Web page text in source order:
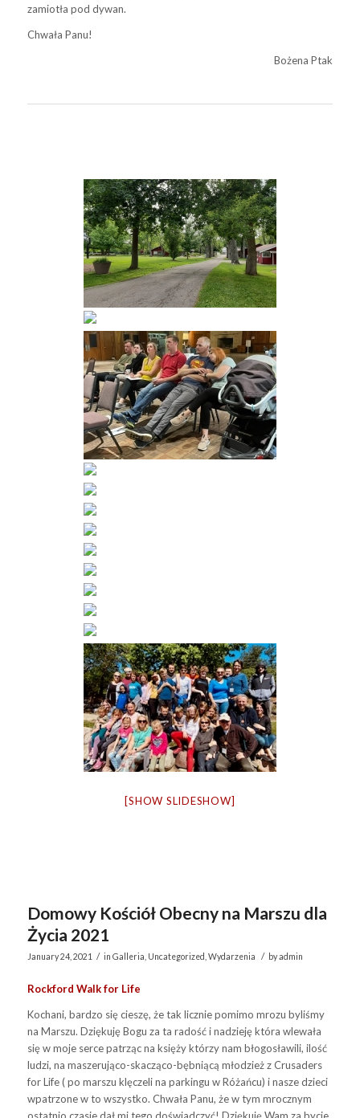
zamiotła pod dywan.
Chwała Panu!
Bożena Ptak
[SHOW SLIDESHOW]
Domowy Kościół Obecny na Marszu dla
Życia 2021
January 24, 2021 / in Galleria Uncategorized Wydarzenia / byadmin
Rockford Walk for Life
Kochani, bardzo się cieszę, że tak licznie pomimo mrozu byliśmy
na Marszu. Dziękuję Bogu za ta radość i nadzieję która wlewała
się w moje serce patrząc na księży którzy nam błogosławili, ilość
ludzi, na maszerująco-skacząco-bębniącą młodzież z Crusaders
for Life ( po marszu klęczeli na parkingu w Różańcu) i nasze dzieci
wpatrzone w to wszystko. Chwała Panu, że w tym mrocznym